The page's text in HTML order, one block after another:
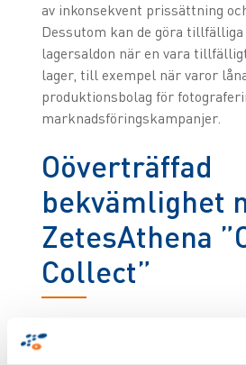
av inkonsekvent prissättning
Dessutom kan de göra
lagersaldon när en vara
lager, till exempel när varor
produktionsbolag för
marknadsföringskampanjer.
Oöverträffad
bekvämlighet
ZetesAthena
Collect”
Brown Thomas Arnotts under